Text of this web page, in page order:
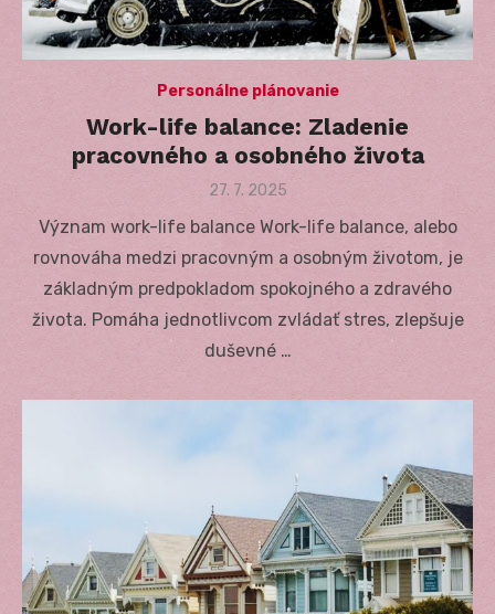
Personálne plánovanie
Work-life balance: Zladenie
pracovného a osobného života
Posted
27. 7. 2025
Význam work-life balance Work-life balance, alebo
rovnováha medzi pracovným a osobným životom, je
základným predpokladom spokojného a zdravého
života. Pomáha jednotlivcom zvládať stres, zlepšuje
duševné …